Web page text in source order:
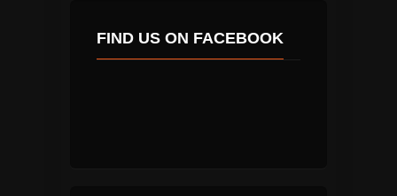
FIND US ON FACEBOOK